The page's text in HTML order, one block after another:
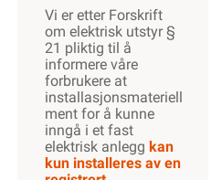
Vi er etter Forskrift
om elektrisk utstyr §
21 pliktig til å
informere våre
forbrukere at
installasjonsmateriell
ment for å kunne
inngå i et fast
elektrisk anlegg kan
kun installeres av en